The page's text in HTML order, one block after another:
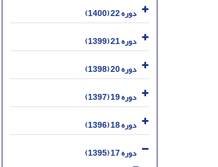
دوره 22 (1400)
دوره 21 (1399)
دوره 20 (1398)
دوره 19 (1397)
دوره 18 (1396)
دوره 17 (1395)